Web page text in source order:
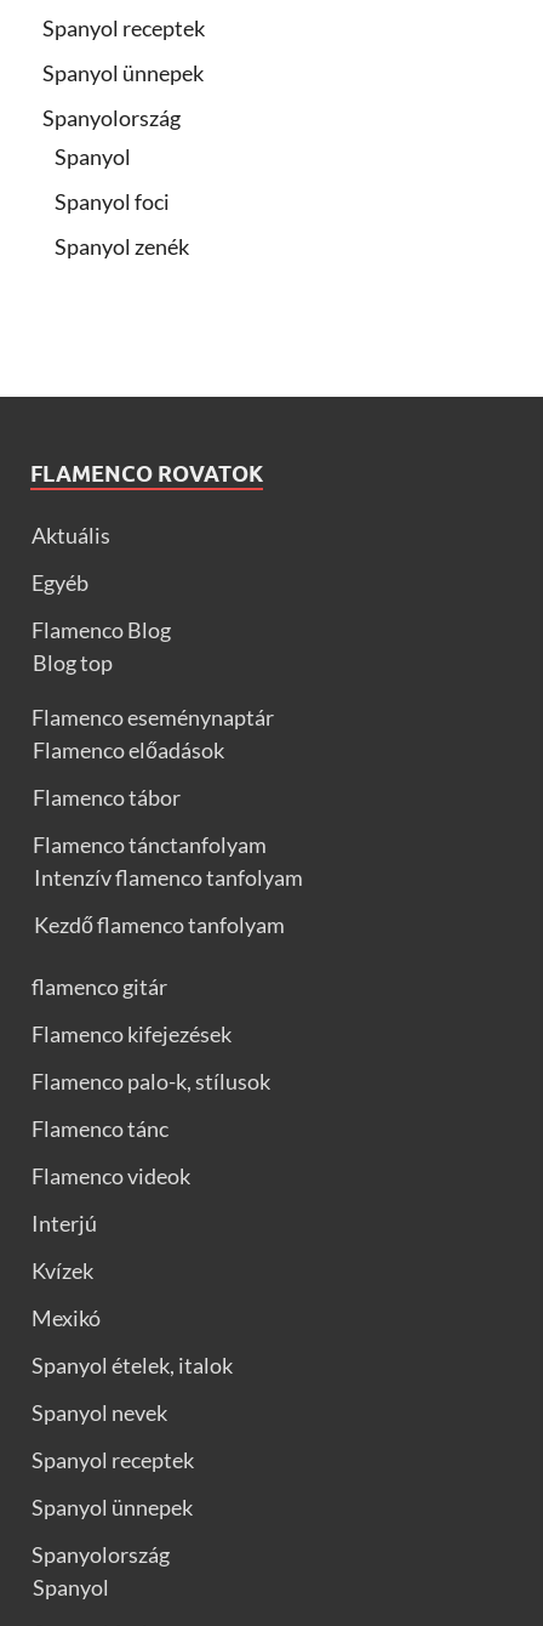
Spanyol receptek
Spanyol ünnepek
Spanyolország
Spanyol
Spanyol foci
Spanyol zenék
FLAMENCO ROVATOK
Aktuális
Egyéb
Flamenco Blog
Blog top
Flamenco eseménynaptár
Flamenco előadások
Flamenco tábor
Flamenco tánctanfolyam
Intenzív flamenco tanfolyam
Kezdő flamenco tanfolyam
flamenco gitár
Flamenco kifejezések
Flamenco palo-k, stílusok
Flamenco tánc
Flamenco videok
Interjú
Kvízek
Mexikó
Spanyol ételek, italok
Spanyol nevek
Spanyol receptek
Spanyol ünnepek
Spanyolország
Spanyol